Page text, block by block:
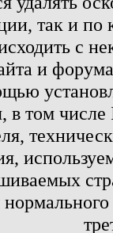
так и по
с
и
в том